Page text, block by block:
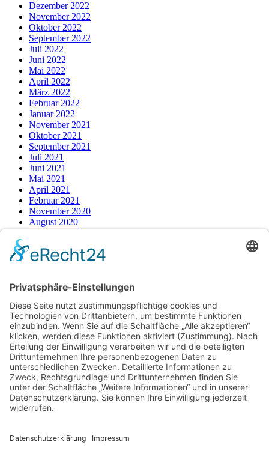
Dezember 2022
November 2022
Oktober 2022
September 2022
Juli 2022
Juni 2022
Mai 2022
April 2022
März 2022
Februar 2022
Januar 2022
November 2021
Oktober 2021
September 2021
Juli 2021
Juni 2021
Mai 2021
April 2021
Februar 2021
November 2020
August 2020
Juli 2020
Juni 2020
Mai 2020
Februar 2020
Kategorien
Alltag
Ernährung
Gesundheit
Sport
August 2026
M D M D F S
S
10 11 12 13 14 15 16